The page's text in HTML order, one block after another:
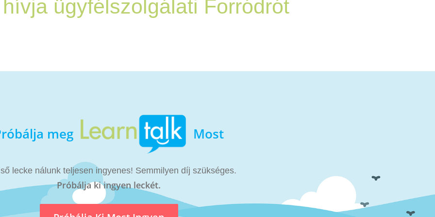
ügyfélszolgálati Forródrót
meg Most
lecke nálunk teljesen ingyenes! Semmilyen díj szükséges.
Próbálja ki ingyen leckét.